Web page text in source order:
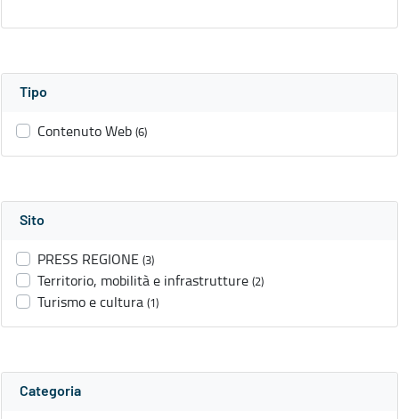
Tipo
Contenuto Web (6)
Sito
PRESS REGIONE (3)
Territorio, mobilità e infrastrutture (2)
Turismo e cultura (1)
Categoria